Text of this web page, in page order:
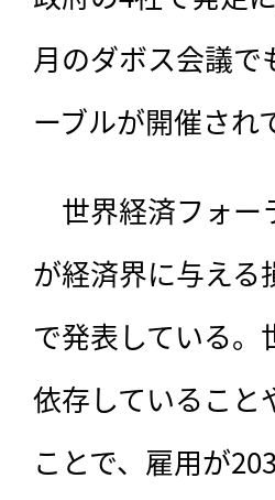
月のダボス会議
ーブルが開催され
世界経済フォー
が経済界に与える
で発表している
依存していること
ことで、雇用が